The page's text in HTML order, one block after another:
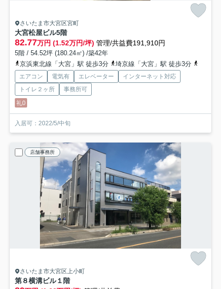
さいたま市大宮区宮町
大宮松屋ビル5階
82.77万円 (1.52万円/坪) 管理/共益費191,910円
5階 / 54.52坪 (180.24㎡) /築42年
京浜東北線「大宮」駅 徒歩3分
埼京線「大宮」駅 徒歩3分
エアコン 電気有 エレベーター
インターネット対応
トイレ２ヶ所
事務所可
礼0
入居可：2022/5/中旬
店舗事務所
さいたま市大宮区上小町
第８横溝ビル１階